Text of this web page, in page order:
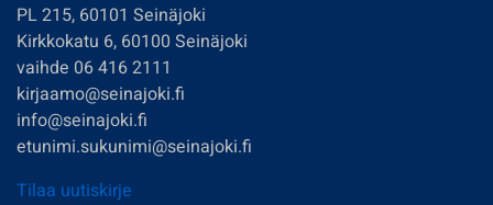
PL 215, 60101 Seinäjoki
Kirkkokatu 6, 60100 Seinäjoki
vaihde 06 416 2111
kirjaamo@seinajoki.fi
info@seinajoki.fi
etunimi.sukunimi@seinajoki.fi
Tilaa uutiskirje